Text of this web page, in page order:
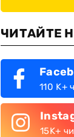
ЧИТАЙТЕ
110 K+
15K+